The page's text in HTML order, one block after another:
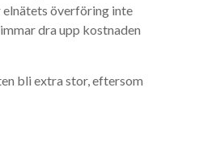
elnätets överföring inte
dra upp kostnaden
bli extra stor, eftersom